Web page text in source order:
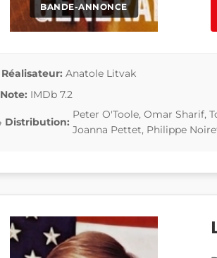
BANDE-ANNONCE
Réalisateur: Anatole Litvak
Note: IMDb 7.2
Distribution:
Peter O'Toole, Omar Sharif,
Joanna Pettet, Philippe